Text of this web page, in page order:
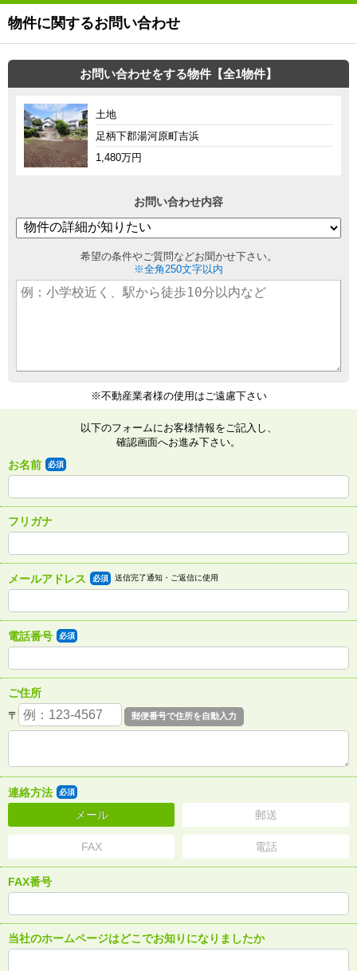
物件に関するお問い合わせ
お問い合わせをする物件【全1物件】
土地
足柄下郡湯河原町吉浜
1,480万円
お問い合わせ内容
希望の条件やご質問などお聞かせ下さい。
※全角250文字以内
※不動産業者様の使用はご遠慮下さい
以下のフォームにお客様情報をご記入し、
確認画面へお進み下さい。
お名前 必須
フリガナ
メールアドレス 必須 送信完了通知・ご返信に使用
電話番号 必須
ご住所
〒
連絡方法 必須
メール 郵送
FAX 電話
FAX番号
当社のホームページはどこでお知りになりましたか